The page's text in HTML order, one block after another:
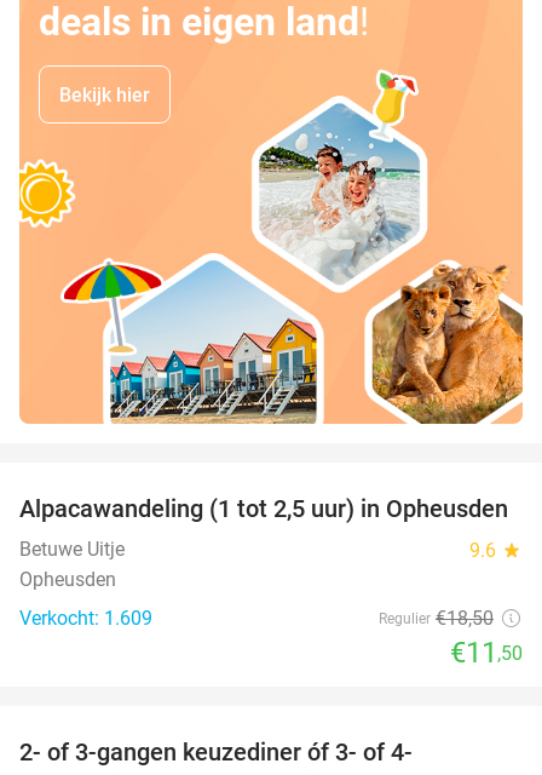
deals in eigen land!
Bekijk hier
38%
Alpacawandeling (1 tot 2,5 uur) in Opheusden
Betuwe Uitje 9.6 star
Opheusden
Verkocht: 1.609
Regulier €18,50
€11 ,50
2- of 3-gangen keuzediner óf 3- of 4-